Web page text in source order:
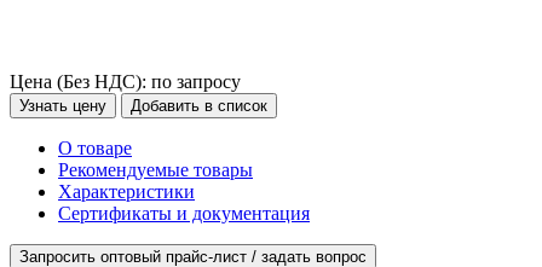
Цена (Без НДС): по запросу
Узнать цену Добавить в список
О товаре
Рекомендуемые товары
Характеристики
Сертификаты и документация
Запросить оптовый прайс-лист / задать вопрос